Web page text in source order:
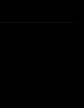
২ দশমিক ৩
শেল